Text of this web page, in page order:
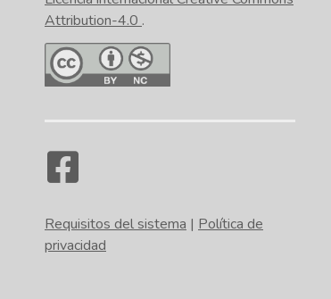
Attribution-4.0 .
Requisitos del sistema | Política de
privacidad